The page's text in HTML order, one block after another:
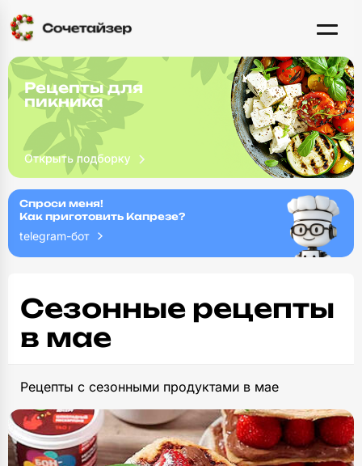
Рецепты для
пикника
Спроси меня!
Как приготовить Капрезе?
telegram-бот
Сезонные рецепты
в мае
Рецепты с сезонными продуктами в мае